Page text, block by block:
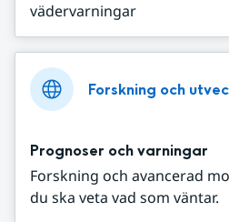
vädervarningar
Forskning och
Prognoser och varningar
Forskning och avancerad
du ska veta vad som väntar.